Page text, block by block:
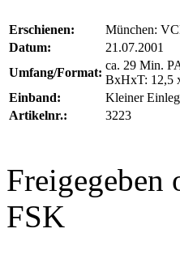
Erschienen:
München:
Datum:
21.07.2001
Umfang/Format:
ca. 29 Min.
BxHxT: 12,5
Einband:
Kleiner
Artikelnr.:
3223
Freigegeben
FSK